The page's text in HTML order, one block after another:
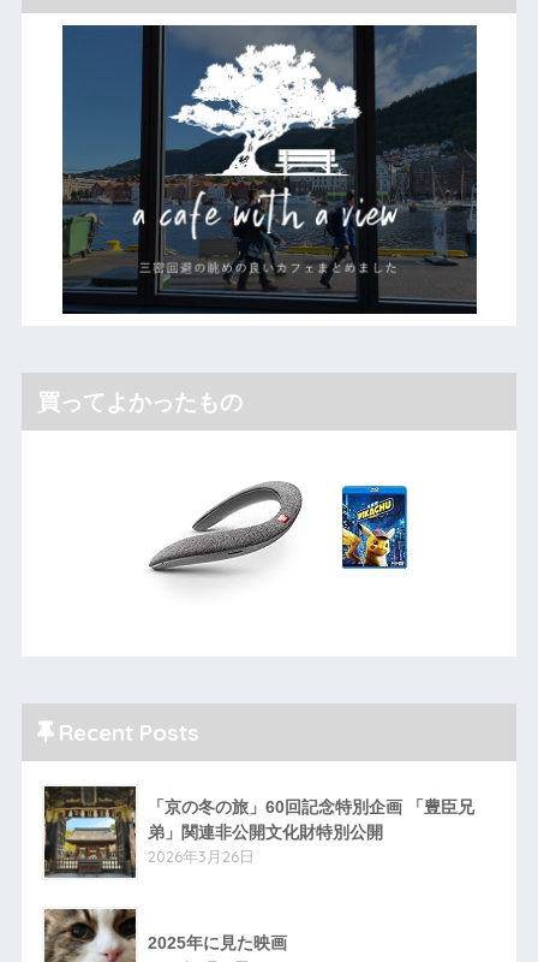
買ってよかったもの
Recent Posts
「京の冬の旅」60回記念特別企画 「豊臣兄
弟」関連非公開文化財特別公開
2026年3月26日
2025年に見た映画